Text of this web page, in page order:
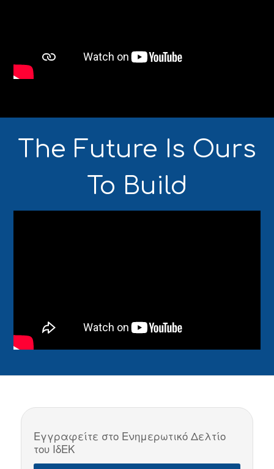
The Future Is Ours
To Build
Εγγραφείτε στο Ενημερωτικό Δελτίο
του ΙδΕΚ